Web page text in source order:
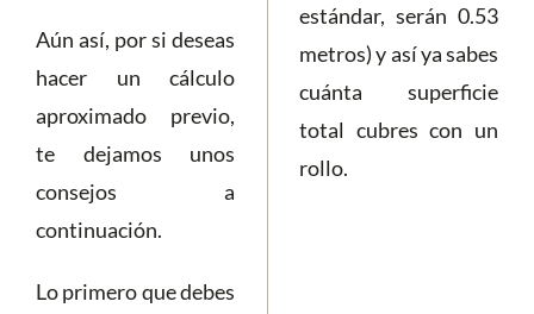
Aún así, por si deseas
hacer un cálculo
aproximado previo,
te dejamos unos
consejos a
continuación.
Lo primero que debes
estándar, serán 0.53
metros) y así ya sabes
cuánta superficie
total cubres con un
rollo.